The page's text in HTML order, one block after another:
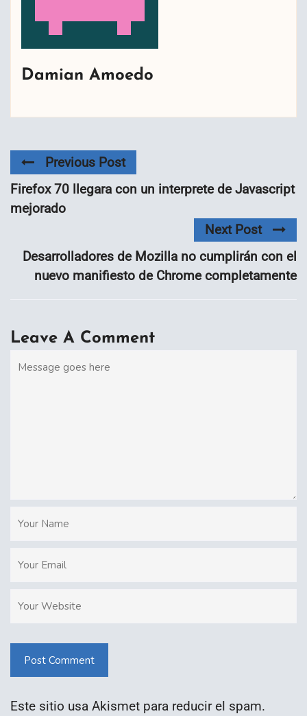
Damian Amoedo
Previous Post
Firefox 70 llegara con un interprete de Javascript
mejorado
Next Post
Desarrolladores de Mozilla no cumplirán con el
nuevo manifiesto de Chrome completamente
Leave A Comment
Post Comment
Este sitio usa Akismet para reducir el spam.